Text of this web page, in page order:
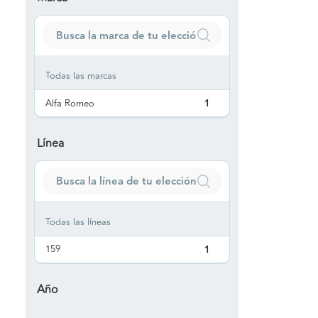
Todas las marcas
Alfa Romeo
1
Línea
Todas las líneas
159
1
Año